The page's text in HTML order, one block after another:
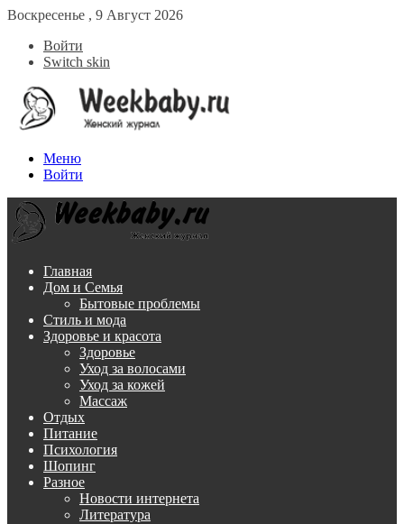
Воскресенье , 9 Август 2026
Войти
Switch skin
Меню
Войти
Главная
Дом и Семья
Бытовые проблемы
Стиль и мода
Здоровье и красота
Здоровье
Уход за волосами
Уход за кожей
Массаж
Отдых
Питание
Психология
Шопинг
Разное
Новости интернета
Литература